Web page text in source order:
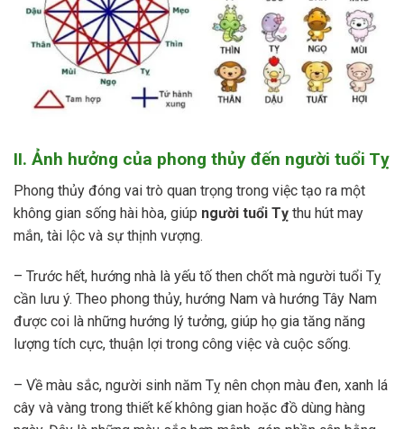
II. Ảnh hưởng của phong thủy đến người tuổi Tỵ
Phong thủy đóng vai trò quan trọng trong việc tạo ra một
không gian sống hài hòa, giúp người tuổi Tỵ thu hút may
mắn, tài lộc và sự thịnh vượng.
– Trước hết, hướng nhà là yếu tố then chốt mà người tuổi Tỵ
cần lưu ý. Theo phong thủy, hướng Nam và hướng Tây Nam
được coi là những hướng lý tưởng, giúp họ gia tăng năng
lượng tích cực, thuận lợi trong công việc và cuộc sống.
– Về màu sắc, người sinh năm Tỵ nên chọn màu đen, xanh lá
cây và vàng trong thiết kế không gian hoặc đồ dùng hàng